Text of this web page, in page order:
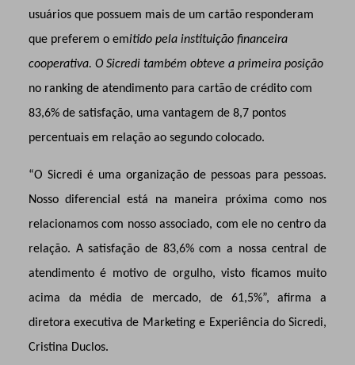
usuários que possuem mais de um cartão responderam
que preferem o emitido pela instituição financeira
cooperativa. O Sicredi também obteve a primeira posição
no ranking de atendimento para cartão de crédito com
83,6% de satisfação, uma vantagem de 8,7 pontos
percentuais em relação ao segundo colocado.
“O Sicredi é uma organização de pessoas para pessoas.
Nosso diferencial está na maneira próxima como nos
relacionamos com nosso associado, com ele no centro da
relação. A satisfação de 83,6% com a nossa central de
atendimento é motivo de orgulho, visto ficamos muito
acima da média de mercado, de 61,5%”, afirma a
diretora executiva de Marketing e Experiência do Sicredi,
Cristina Duclos.